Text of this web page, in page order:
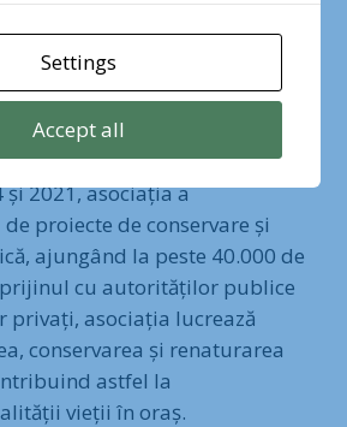
peste 10 ani, APNV este
primului parc
România — Parcul Natural
arie naturală protejată în
și 2021, asociația a
proiecte de conservare și
ajungând la peste 40.000 de
cu autorităților publice
privați, asociația lucrează
conservarea și renaturarea
astfel la
vieții în oraș.
Settings
Accept all